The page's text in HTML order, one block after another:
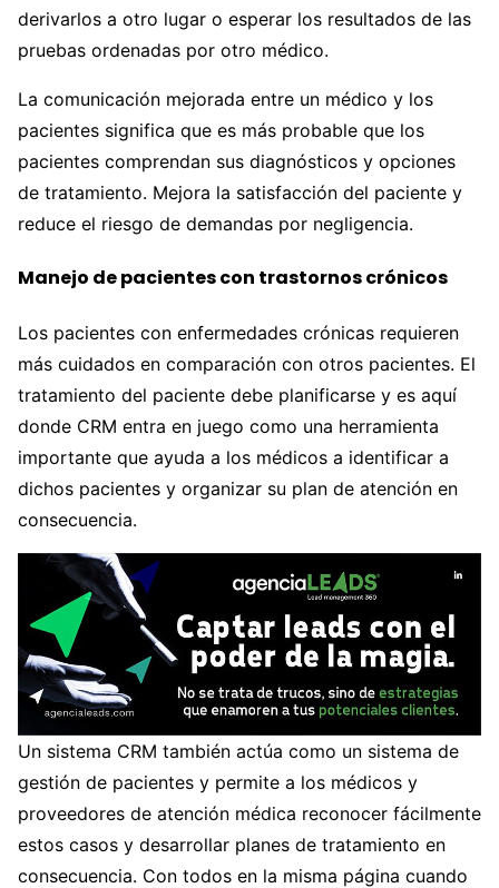
derivarlos a otro lugar o esperar los resultados de las
pruebas ordenadas por otro médico.
La comunicación mejorada entre un médico y los
pacientes significa que es más probable que los
pacientes comprendan sus diagnósticos y opciones
de tratamiento. Mejora la satisfacción del paciente y
reduce el riesgo de demandas por negligencia.
Manejo de pacientes con trastornos crónicos
Los pacientes con enfermedades crónicas requieren
más cuidados en comparación con otros pacientes. El
tratamiento del paciente debe planificarse y es aquí
donde CRM entra en juego como una herramienta
importante que ayuda a los médicos a identificar a
dichos pacientes y organizar su plan de atención en
consecuencia.
Un sistema CRM también actúa como un sistema de
gestión de pacientes y permite a los médicos y
proveedores de atención médica reconocer fácilmente
estos casos y desarrollar planes de tratamiento en
consecuencia. Con todos en la misma página cuando